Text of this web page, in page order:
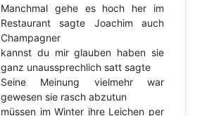
Manchmal gehe es hoch her im
Restaurant sagte Joachim auch
Champagner
kannst du mir glauben haben sie
ganz unaussprechlich satt sagte
Seine Meinung vielmehr war
gewesen sie rasch abzutun
müssen im Winter ihre Leichen per